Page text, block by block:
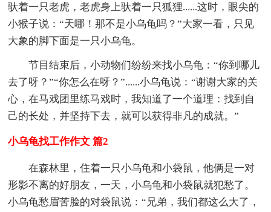
驮着一只老虎，老虎身上驮着一只狐狸......这时，眼尖的
小猴子说：“天哪！那不是小乌龟吗？”大家一看，只见
大象的脚下面是一只小乌龟。
节目结束后，小动物们纷纷来找小乌龟：“你到哪儿
去了呀？”“你怎么在呀？”......小乌龟说：“谢谢大家的关
心，在马戏团里练马戏时，我知道了一个道理：找到自
己的长处，并坚持下去，就可以获得非凡的成就。”
小乌龟找工作作文 篇2
在森林里，住着一只小乌龟和小袋鼠，他俩是一对
形影不离的好朋友，一天，小乌龟和小袋鼠就犯愁了。
小乌龟愁眉苦脸的对袋鼠说：“兄弟，我们都这么大了，